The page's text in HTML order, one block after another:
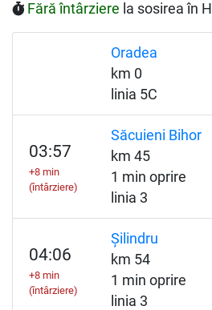
Fără întârziere la sosirea în
Oradea
km 0
linia 5C
03:57
+8 min
(întârziere)
Săcuieni Bihor
km 45
1 min oprire
linia 3
04:06
+8 min
(întârziere)
Șilindru
km 54
1 min oprire
linia 3